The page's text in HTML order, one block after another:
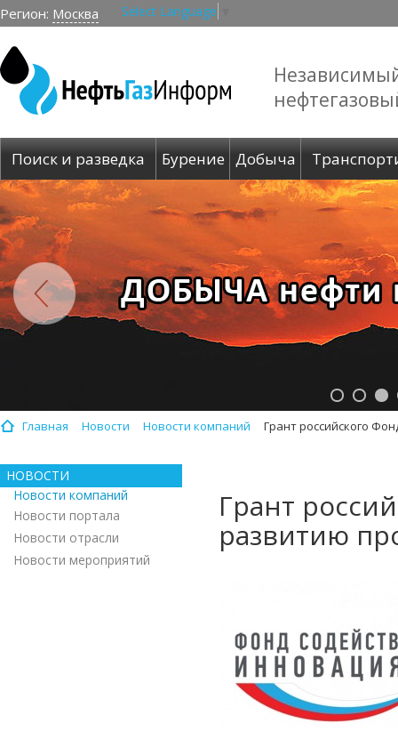
Регион: Москва Select Language
Поиск и разведка Бурение Добыча
Главная Новости Новости компаний Грант российского
НОВОСТИ
Новости компаний
Новости портала
Новости отрасли
Новости мероприятий
Грант
развитию